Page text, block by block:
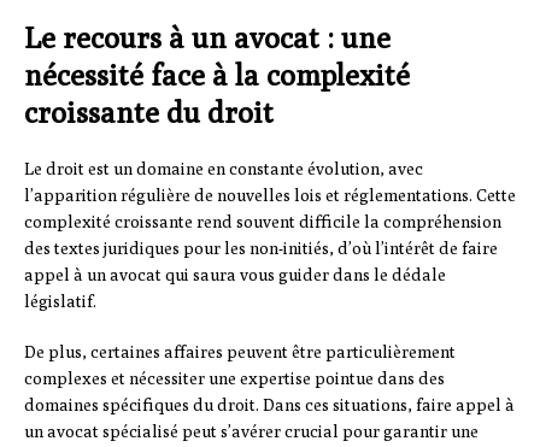
Le recours à un avocat : une
nécessité face à la complexité
croissante du droit
Le droit est un domaine en constante évolution, avec
l’apparition régulière de nouvelles lois et réglementations. Cette
complexité croissante rend souvent difficile la compréhension
des textes juridiques pour les non-initiés, d’où l’intérêt de faire
appel à un avocat qui saura vous guider dans le dédale
législatif.
De plus, certaines affaires peuvent être particulièrement
complexes et nécessiter une expertise pointue dans des
domaines spécifiques du droit. Dans ces situations, faire appel à
un avocat spécialisé peut s’avérer crucial pour garantir une